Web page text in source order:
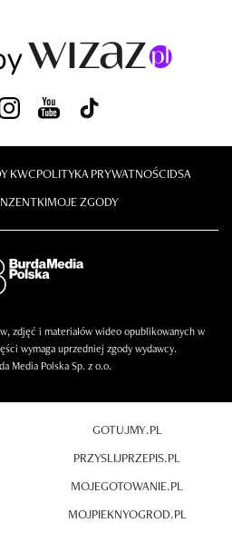
KWCPOLITYKA PRYWATNOŚCIDSA
MOJE ZGODY
zdjęć i materiałów wideo opublikowanych w
wymaga uprzedniej zgody wydawcy.
Media Polska Sp. z o.o.
GOTUJMY.PL
PRZYSLIJPRZEPIS.PL
MOJEGOTOWANIE.PL
MOJPIEKNYOGROD.PL